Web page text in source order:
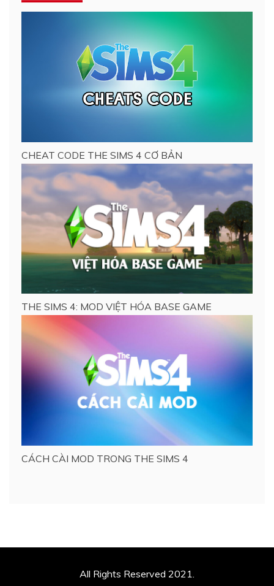
CHEAT CODE THE SIMS 4 CƠ BẢN
THE SIMS 4: MOD VIỆT HÓA BASE GAME
CÁCH CÀI MOD TRONG THE SIMS 4
All Rights Reserved 2021.